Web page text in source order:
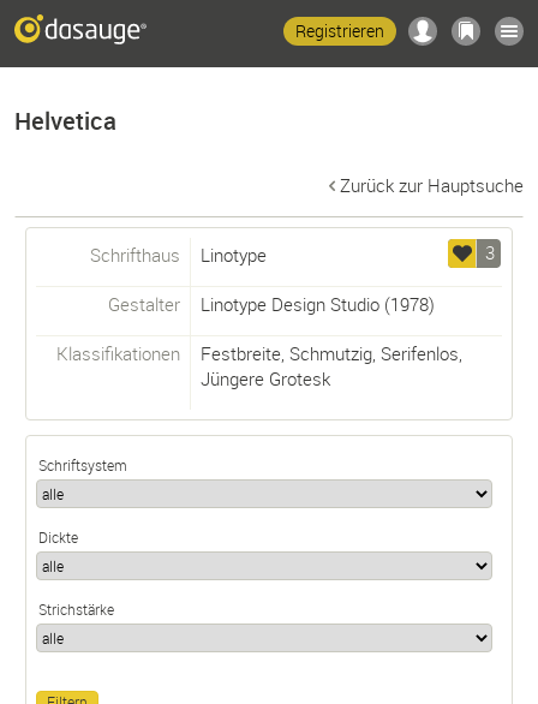
Registrieren
Helvetica
Zurück zur Hauptsuche
3
Schrifthaus Linotype
Gestalter Linotype Design Studio(1978)
Klassifikationen Festbreite, Schmutzig, Serifenlos,
Jüngere Grotesk
Schriftsystem
Dickte
Strichstärke